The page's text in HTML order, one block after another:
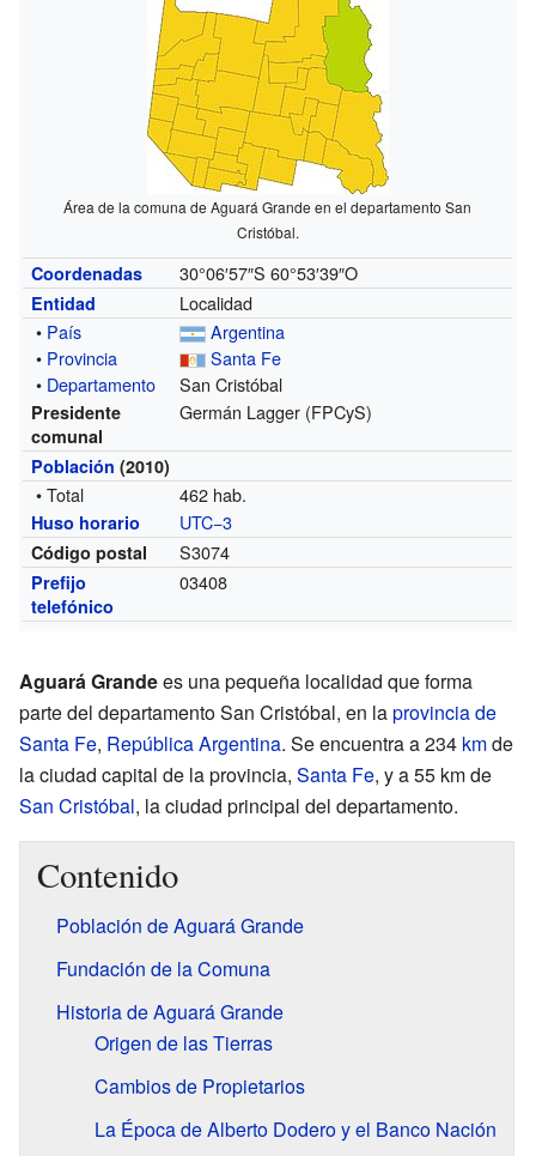
Área de la comuna de Aguará Grande en el departamento San
Cristóbal.
Coordenadas 30°06′57″S 60°53′39″O
Entidad
Localidad
• País
Argentina
• Provincia
Santa Fe
• Departamento San Cristóbal
Presidente
comunal
Germán Lagger (FPCyS)
Población (2010)
• Total 462 hab.
Huso horario UTC−3
Código postal S3074
Prefijo
telefónico
03408
Aguará Grandees una pequeña localidad que forma
parte del departamento San Cristóbal, en laprovincia de
Santa Fe, República Argentina. Se encuentra a 234 kmde
la ciudad capital de la provincia, Santa Fe, y a 55 km de
San Cristóbal, la ciudad principal del departamento.
Contenido
Población de Aguará Grande
Fundación de la Comuna
Historia de Aguará Grande
Origen de las Tierras
Cambios de Propietarios
La Época de Alberto Dodero y el Banco Nación